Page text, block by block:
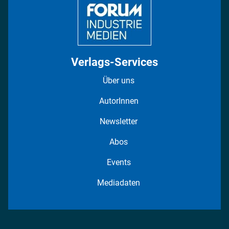
Verlags-Services
Über uns
AutorInnen
Newsletter
Abos
Events
Mediadaten